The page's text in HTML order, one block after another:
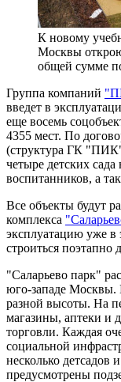
К новому
Москвы
общей сумме
Группа компаний
введет в
еще восемь
4355 мест. По
(структура ГК
четыре детских
воспитанников, а
Все объекты будут
комплекса
эксплуатацию уже в
строиться поэтапно
"Саларьево парк"
юго-западе Москвы.
разной высоты. На
магазины, аптеки и
торговли. Каждая
социальной
несколько детсадов
предусмотрены